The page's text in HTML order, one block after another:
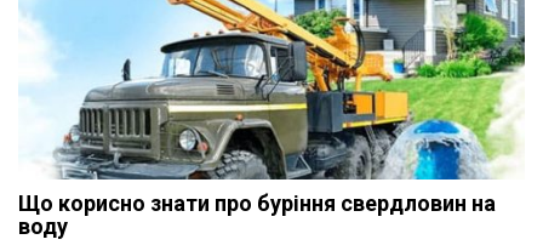
Що корисно знати про буріння свердловин на
воду